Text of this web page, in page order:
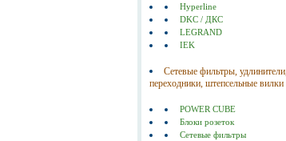
Hyperline
DKC / ДКС
LEGRAND
IEK
Сетевые фильтры, удлинители,
переходники, штепсельные вилки
POWER CUBE
Блоки розеток
Сетевые фильтры